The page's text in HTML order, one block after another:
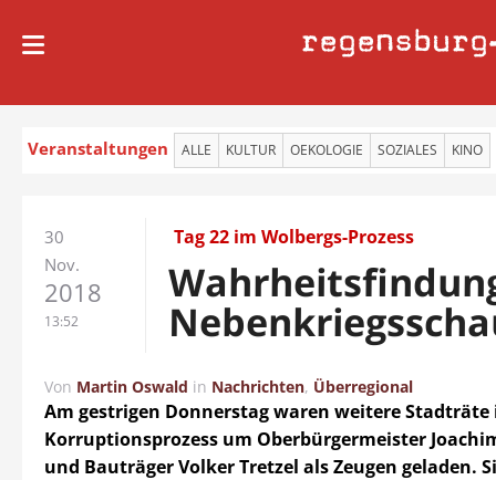
regensburg
Veranstaltungen ALLE KULTUR OEKOLOGIE SOZIALES KINO
30
Nov.
2018
13:52
Tag 22 im Wolbergs-Prozess
Von Martin Oswald in Nachrichten, Überregional
Am gestrigen Donnerstag waren weitere Stadträte
Korruptionsprozess um Oberbürgermeister
und Bauträger Volker Tretzel als Zeugen geladen.